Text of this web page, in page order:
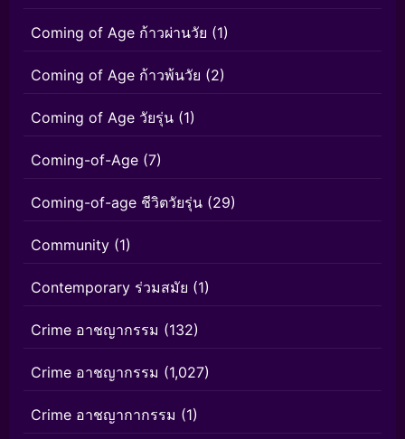
Coming of Age ก้าวผ่านวัย (1)
Coming of Age ก้าวพ้นวัย (2)
Coming of Age วัยรุ่น (1)
Coming-of-Age (7)
Coming-of-age ชีวิตวัยรุ่น (29)
Community (1)
Contemporary ร่วมสมัย (1)
Crime อาชญากรรม (132)
Crime อาชญากรรม (1,027)
Crime อาชญากากรรม (1)